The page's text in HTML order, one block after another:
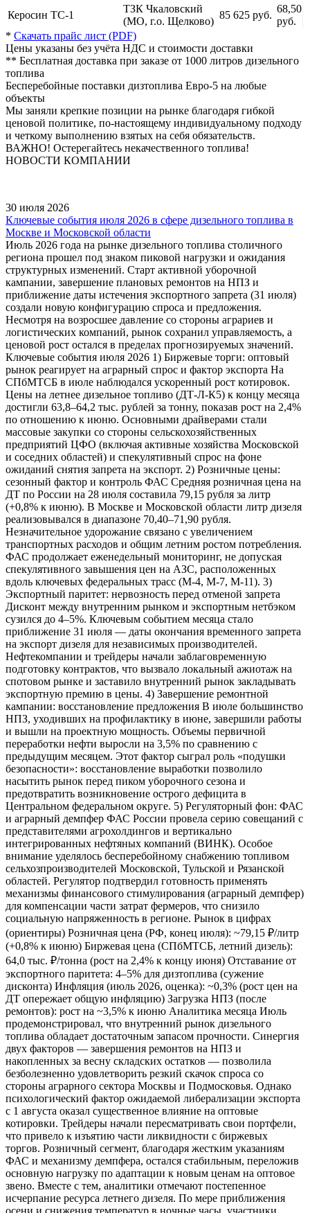
Керосин ТС-1
ТЗК Чкаловский
(МО, г.о. Щелково)
85 625 руб.
68,50
руб.
* Скачать прайс лист (PDF)
Цены указаны без учёта НДС и стоимости доставки
** Бесплатная доставка при заказе от 1000 литров дизельного
топлива
Бесперебойные поставки дизтоплива Евро-5 на любые
объекты
Мы заняли крепкие позиции на рынке благодаря гибкой
ценовой политике, по-настоящему индивидуальному подходу
и четкому выполнению взятых на себя обязательств.
ВАЖНО! Остерегайтесь некачественного топлива!
НОВОСТИ КОМПАНИИ
30 июля 2026
Ключевые события июля 2026 в сфере дизельного топлива в
Москве и Московской области
Июль 2026 года на рынке дизельного топлива столичного
региона прошел под знаком пиковой нагрузки и ожидания
структурных изменений. Старт активной уборочной
кампании, завершение плановых ремонтов на НПЗ и
приближение даты истечения экспортного запрета (31 июля)
создали новую конфигурацию спроса и предложения.
Несмотря на возросшее давление со стороны аграриев и
логистических компаний, рынок сохранил управляемость, а
ценовой рост остался в пределах прогнозируемых значений.
Ключевые события июля 2026 1) Биржевые торги: оптовый
рынок реагирует на аграрный спрос и фактор экспорта На
СПбМТСБ в июле наблюдался ускоренный рост котировок.
Цены на летнее дизельное топливо (ДТ-Л-К5) к концу месяца
достигли 63,8–64,2 тыс. рублей за тонну, показав рост на 2,4%
по отношению к июню. Основными драйверами стали
массовые закупки со стороны сельскохозяйственных
предприятий ЦФО (включая активные хозяйства Московской
и соседних областей) и спекулятивный спрос на фоне
ожиданий снятия запрета на экспорт. 2) Розничные цены:
сезонный фактор и контроль ФАС Средняя розничная цена на
ДТ по России на 28 июля составила 79,15 рубля за литр
(+0,8% к июню). В Москве и Московской области литр дизеля
реализовывался в диапазоне 70,40–71,90 рубля.
Незначительное удорожание связано с увеличением
транспортных расходов и общим летним ростом потребления.
ФАС продолжает еженедельный мониторинг, не допуская
спекулятивного завышения цен на АЗС, расположенных
вдоль ключевых федеральных трасс (М-4, М-7, М-11). 3)
Экспортный паритет: нервозность перед отменой запрета
Дисконт между внутренним рынком и экспортным нетбэком
сузился до 4–5%. Ключевым событием месяца стало
приближение 31 июля — даты окончания временного запрета
на экспорт дизеля для независимых производителей.
Нефтекомпании и трейдеры начали заблаговременную
подготовку контрактов, что вызвало локальный ажиотаж на
спотовом рынке и заставило внутренний рынок закладывать
экспортную премию в цены. 4) Завершение ремонтной
кампании: восстановление предложения В июле большинство
НПЗ, уходивших на профилактику в июне, завершили работы
и вышли на проектную мощность. Объемы первичной
переработки нефти выросли на 3,5% по сравнению с
предыдущим месяцем. Этот фактор сыграл роль «подушки
безопасности»: восстановление выработки позволило
насытить рынок перед пиком уборочного сезона и
предотвратить возникновение острого дефицита в
Центральном федеральном округе. 5) Регуляторный фон: ФАС
и аграрный демпфер ФАС России провела серию совещаний с
представителями агрохолдингов и вертикально
интегрированных нефтяных компаний (ВИНК). Особое
внимание уделялось бесперебойному снабжению топливом
сельхозпроизводителей Московской, Тульской и Рязанской
областей. Регулятор подтвердил готовность применять
механизмы финансового стимулирования (аграрный демпфер)
для компенсации части затрат фермеров, что снизило
социальную напряженность в регионе. Рынок в цифрах
(ориентиры) Розничная цена (РФ, конец июля): ~79,15 ₽/литр
(+0,8% к июню) Биржевая цена (СПбМТСБ, летний дизель):
64,0 тыс. ₽/тонна (рост на 2,4% к концу июня) Отставание от
экспортного паритета: 4–5% для дизтоплива (сужение
дисконта) Инфляция (июль 2026, оценка): ~0,3% (рост цен на
ДТ опережает общую инфляцию) Загрузка НПЗ (после
ремонтов): рост на ~3,5% к июню Аналитика месяца Июль
продемонстрировал, что внутренний рынок дизельного
топлива обладает достаточным запасом прочности. Синергия
двух факторов — завершения ремонтов на НПЗ и
накопленных за весну складских остатков — позволила
безболезненно удовлетворить резкий скачок спроса со
стороны аграрного сектора Москвы и Подмосковья. Однако
психологический фактор ожидаемой либерализации экспорта
с 1 августа оказал существенное влияние на оптовые
котировки. Трейдеры начали пересматривать свои портфели,
что привело к изъятию части ликвидности с биржевых
торгов. Розничный сегмент, благодаря жестким указаниям
ФАС и механизму демпфера, остался стабильным, переложив
основную нагрузку по адаптации к новым ценам на оптовое
звено. Вместе с тем, аналитики отмечают постепенное
исчерпание ресурса летнего дизеля. По мере приближения
осени и снижения температур в ночные часы, участники